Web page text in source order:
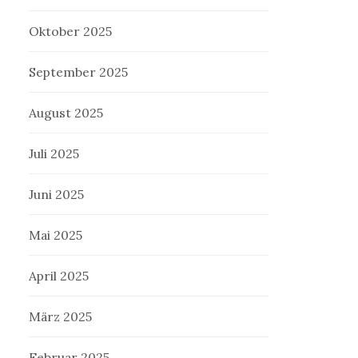
Oktober 2025
September 2025
August 2025
Juli 2025
Juni 2025
Mai 2025
April 2025
März 2025